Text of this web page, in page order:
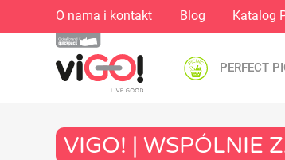
O nama i kontakt Blog Katalog
PERFECT
VIGO! | WSPÓLNIE